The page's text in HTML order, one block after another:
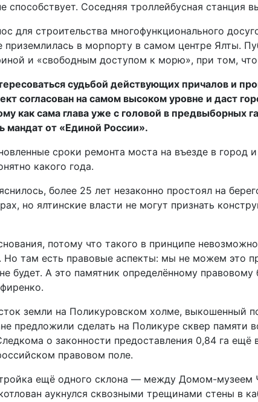
способствует. Соседняя троллейбусная
для строительства многофункционального
приземлилась в морпорту в самом центре Ялты.
и «свободным доступом к морю», при том,
судьбой действующих причалов и
согласован на самом высоком уровне и даст
как сама глава уже с головой в предвыборных
мандат от «Единой России».
сроки ремонта моста на въезде в город
какого года.
более 25 лет незаконно простоял на
но ялтинские власти не могут признать
потому что такого в принципе
там есть правовые аспекты: мы не можем это
будет. А это памятник определённому
земли на Поликуровском холме, выкошенный
предложили сделать на Поликуре сквер
о законности предоставления 0,84 га
правовом поле.
ещё одного склона — между Домом-
аукнулся сквозными трещинами стены в